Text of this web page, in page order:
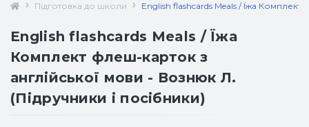
Підготовка до школи English flashcards Meals / Їжа
English flashcards Meals / Їжа
Комплект флеш-карток з
англійської мови - Вознюк Л.
(Підручники і посібники)